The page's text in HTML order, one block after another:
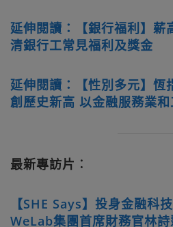
延伸閱讀：【銀行福利】薪
清銀行工常見福利及獎金
延伸閱讀：【性別多元】恆
創歷史新高 以金融服務業
最新專訪片︰
【SHE Says】投身金融科
WeLab集團首席財務官林